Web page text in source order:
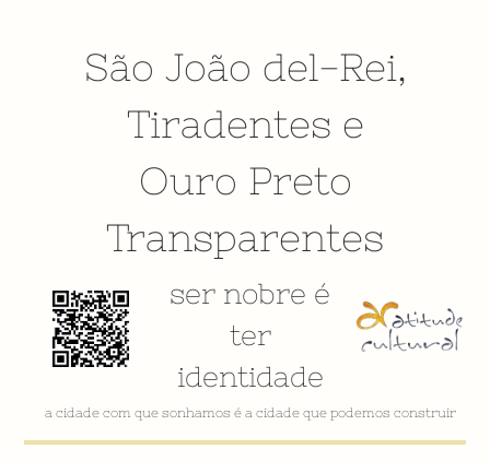
São João del-Rei,
Tiradentes e
Ouro Preto
Transparentes
ser nobre é
ter
identidade
a cidade com que sonhamos é a cidade que podemos construir